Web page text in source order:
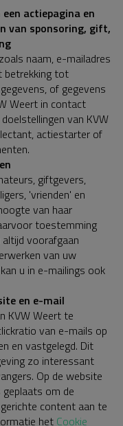
actiepagina en
van sponsoring, gift,
naam, e-mailadres
betrekking tot
of gegevens
Weert in contact
van KVW
actiestarter of
giftgevers,
'vrienden' en
van haar
toestemming
voorafgaan
van uw
u in e-mailings ook
en e-mail
KVW Weert te
van e-mails op
en vastgelegd. Dit
zo interessant
Op de website
om de
content aan te
het Cookie